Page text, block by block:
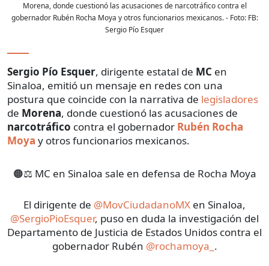
Morena, donde cuestionó las acusaciones de narcotráfico contra el
gobernador Rubén Rocha Moya y otros funcionarios mexicanos.- Foto: FB:
Sergio Pío Esquer
Sergio Pío Esquer, dirigente estatal de MC en
Sinaloa, emitió un mensaje en redes con una
postura que coincide con la narrativa de legisladores
de Morena, donde cuestionó las acusaciones de
narcotráfico contra el gobernador Rubén Rocha
Moya y otros funcionarios mexicanos.
🟠⚖️ MC en Sinaloa sale en defensa de Rocha Moya
El dirigente de @MovCiudadanoMX en Sinaloa,
@SergioPioEsquer, puso en duda la investigación del
Departamento de Justicia de Estados Unidos contra el
gobernador Rubén @rochamoya_ .